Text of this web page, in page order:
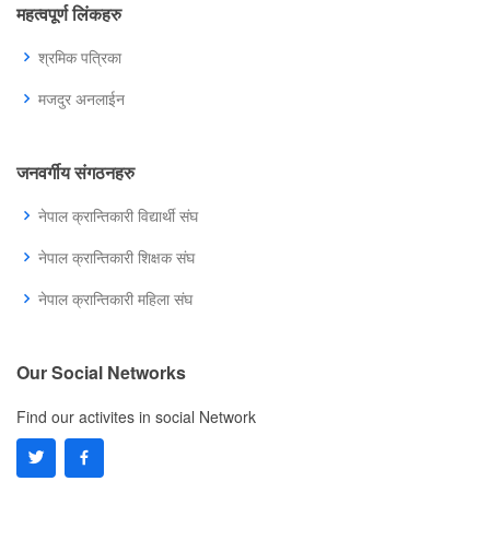
महत्वपूर्ण लिंकहरु
श्रमिक पत्रिका
मजदुर अनलाईन
जनवर्गीय संगठनहरु
नेपाल क्रान्तिकारी विद्यार्थी संघ
नेपाल क्रान्तिकारी शिक्षक संघ
नेपाल क्रान्तिकारी महिला संघ
Our Social Networks
Find our activites in social Network